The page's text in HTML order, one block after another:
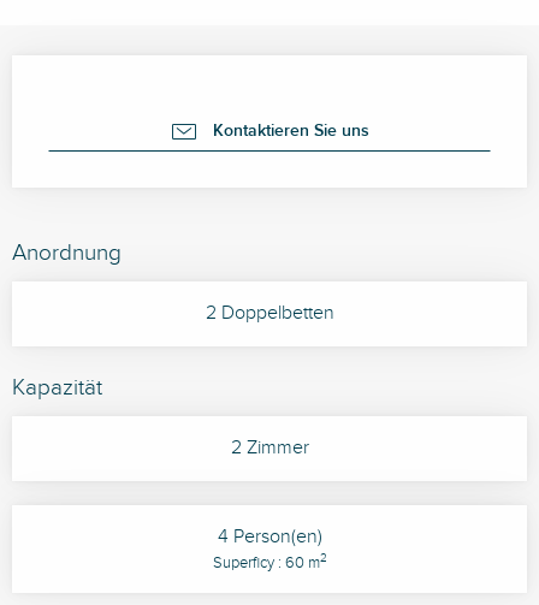
Kontaktieren Sie uns
Anordnung
2 Doppelbetten
Kapazität
2 Zimmer
4 Person(en)
Superficy : 60 m2